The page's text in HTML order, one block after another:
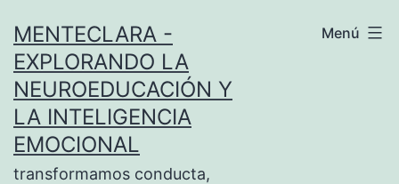
contenido
MENTECLARA -
EXPLORANDO LA
NEUROEDUCACIÓN Y
LA INTELIGENCIA
EMOCIONAL
transformamos conducta,
Menú